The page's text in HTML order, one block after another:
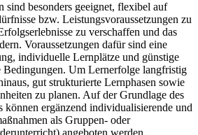
sind besonders geeignet, flexibel auf
bzw. Leistungsvoraussetzungen zu
zu verschaffen und das
Voraussetzungen dafür sind eine
individuelle Lernplätze und günstige
Bedingungen. Um Lernerfolge langfristig
gut strukturierte Lernphasen sowie
zu planen. Auf der Grundlage des
ergänzend individualisierende und
als Gruppen- oder